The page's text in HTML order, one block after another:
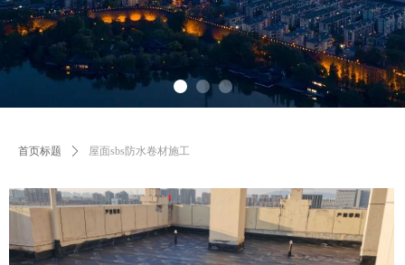
首页标题 ꄲ 屋面sbs防水卷材施工